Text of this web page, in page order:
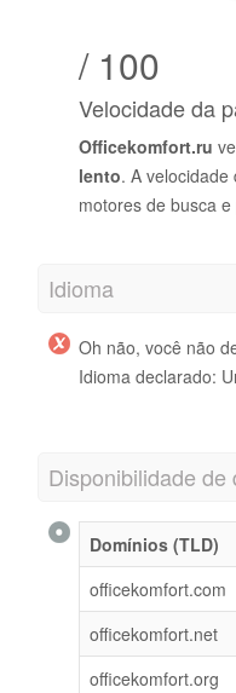
/ 100
Velocidade da
Officekomfort.ru
lento. A
motores de busca
Idioma
Oh não, você não
Idioma declarado:
Disponibilidade de
Domínios (TLD)
officekomfort.com
officekomfort.net
officekomfort.org